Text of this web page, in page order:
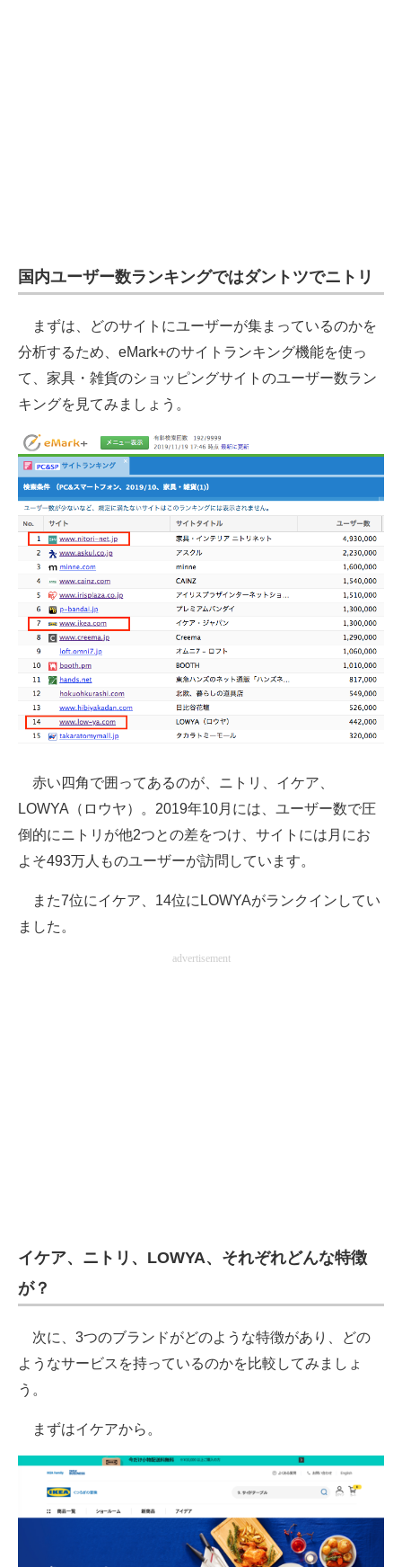
国内ユーザー数ランキングではダントツでニトリ
まずは、どのサイトにユーザーが集まっているのかを
分析するため、eMark+のサイトランキング機能を使っ
て、家具・雑貨のショッピングサイトのユーザー数ラン
キングを見てみましょう。
赤い四角で囲ってあるのが、ニトリ、イケア、
LOWYA（ロウヤ）。2019年10月には、ユーザー数で圧
倒的にニトリが他2つとの差をつけ、サイトには月にお
よそ493万人ものユーザーが訪問しています。
また7位にイケア、14位にLOWYAがランクインしてい
ました。
advertisement
イケア、ニトリ、LOWYA、それぞれどんな特徴
が？
次に、3つのブランドがどのような特徴があり、どの
ようなサービスを持っているのかを比較してみましょ
う。
まずはイケアから。